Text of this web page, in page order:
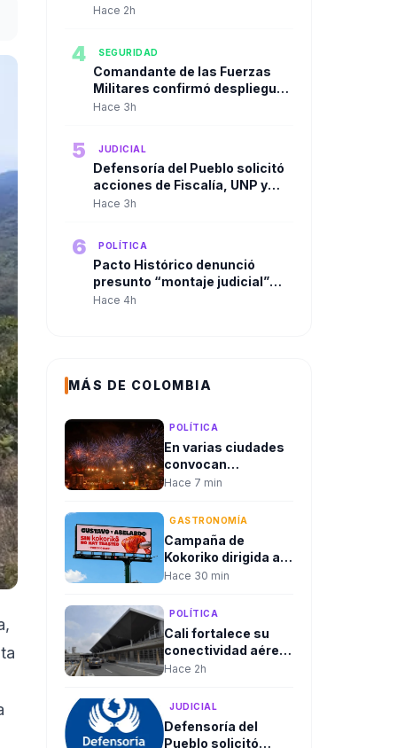
la posesión presidencial de
Hace 2h
4 SEGURIDAD
Comandante de las Fuerzas
Militares confirmó despliegue
conjunto en Cali y el Valle del
Hace 3h
5 JUDICIAL
Defensoría del Pueblo solicitó
acciones de Fiscalía, UNP y
plataformas digitales frente a
Hace 3h
6 POLÍTICA
Pacto Histórico denunció
presunto “montaje judicial”
contra Gustavo Petro e Iván
Hace 4h
MÁS DE COLOMBIA
POLÍTICA
En varias ciudades
convocan
celebraciones por
gobierno y la
posesión de
Abelardo De La
Espriella
Hace 7 min
GASTRONOMÍA
Campaña de
Kokoriko dirigida a
“Gustavos” y
las redes en
Colombia
Hace 30 min
POLÍTICA
Cali fortalece su
conectividad aérea
ante la alta
posesión
presidencial de
Abelardo De La
Hace 2h
JUDICIAL
Defensoría del
Pueblo solicitó